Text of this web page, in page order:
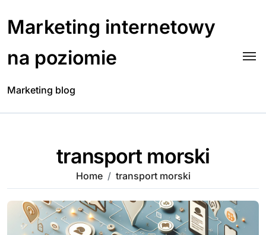
content
Marketing internetowy
na poziomie
Marketing blog
transport morski
Home transport morski